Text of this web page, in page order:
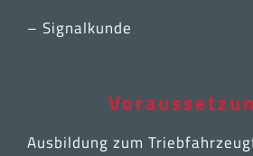
– Signalkunde
Ausbildung zum